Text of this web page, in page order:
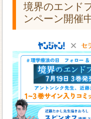
境界のエンド
ンペーン開催